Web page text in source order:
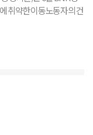
취약한 이동노동자의 건